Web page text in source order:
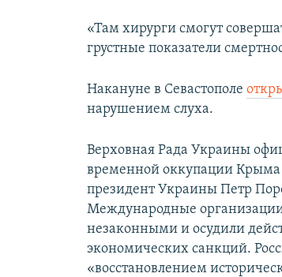
«Там хирурги смогут
грустные показатели
Накануне в Севастополе
нарушением слуха.
Верховная Рада Украины
временной оккупации Крыма
президент Украины Петр
Международные
незаконными и осудили
экономических санкций.
«восстановлением